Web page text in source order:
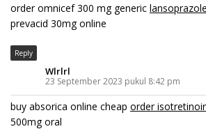
order omnicef 300 mg generic
prevacid 30mg online
Reply
Wlrlrl
23 September 2023 pukul 8:42 pm
buy absorica online cheap order
500mg oral